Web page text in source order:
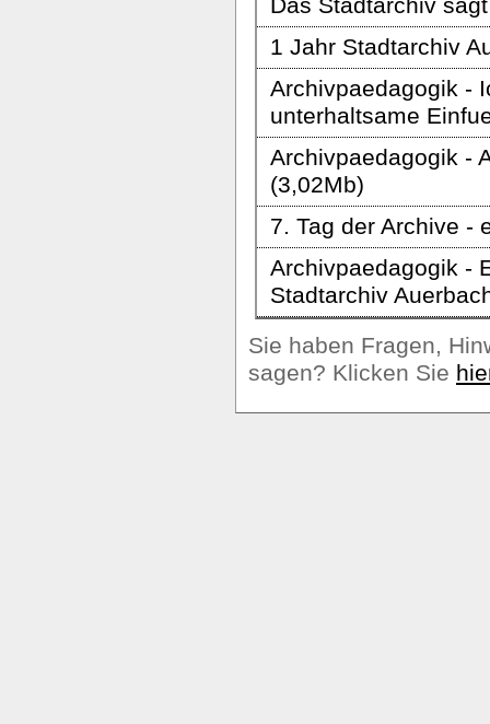
Das Stadtarchiv
1 Jahr Stadtarchiv
Archivpaedagogik -
unterhaltsame
Archivpaedagogik -
(3,02Mb)
7. Tag der Archive -
Archivpaedagogik -
Stadtarchiv
Sie haben Fragen,
sagen? Klicken Sie